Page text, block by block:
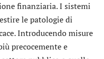
finanziaria. I sistemi
le patologie di
Introducendo misure
precocemente e